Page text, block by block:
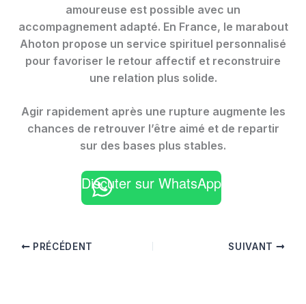
amoureuse est possible avec un
accompagnement adapté. En France, le marabout
Ahoton propose un service spirituel personnalisé
pour favoriser le retour affectif et reconstruire
une relation plus solide.
Agir rapidement après une rupture augmente les
chances de retrouver l’être aimé et de repartir
sur des bases plus stables.
Discuter sur WhatsApp
PRÉCÉDENT SUIVANT